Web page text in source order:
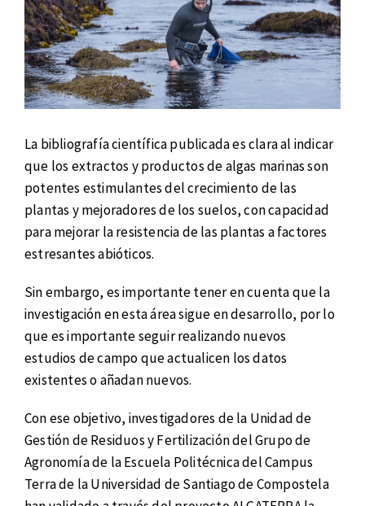
La bibliografía científica publicada es clara al indicar
que los extractos y productos de algas marinas son
potentes estimulantes del crecimiento de las
plantas y mejoradores de los suelos, con capacidad
para mejorar la resistencia de las plantas a factores
estresantes abióticos.
Sin embargo, es importante tener en cuenta que la
investigación en esta área sigue en desarrollo, por lo
que es importante seguir realizando nuevos
estudios de campo que actualicen los datos
existentes o añadan nuevos.
Con ese objetivo, investigadores de la Unidad de
Gestión de Residuos y Fertilización del Grupo de
Agronomía de la Escuela Politécnica del Campus
Terra de la Universidad de Santiago de Compostela